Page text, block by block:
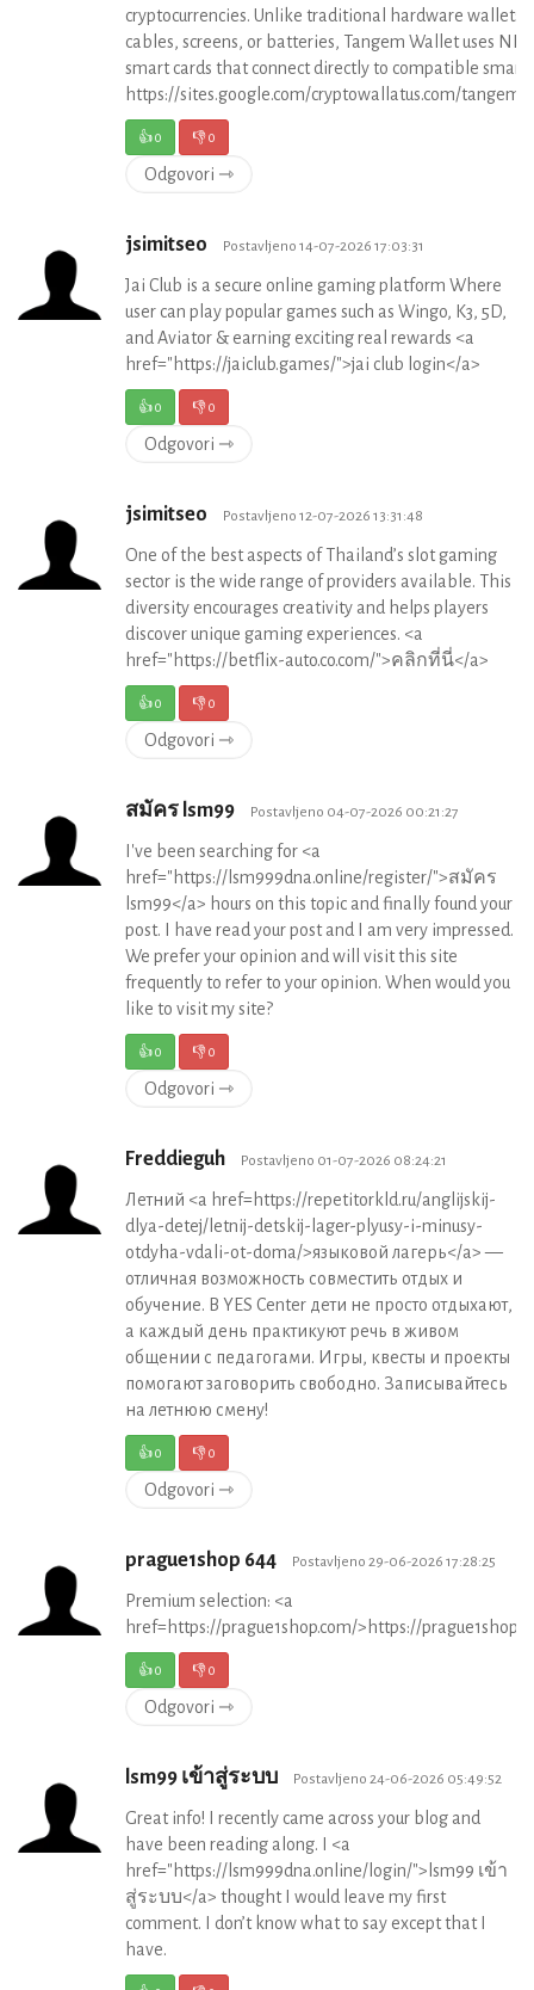
cryptocurrencies. Unlike traditional hardware wallets
cables, screens, or batteries, Tangem Wallet uses
smart cards that connect directly to compatible
https://sites.google.com/cryptowallatus.com/
👍0 👎0
Odgovori ⇾
jsimitseo Postavljeno 14-07-2026 17:03:31
Jai Club is a secure online gaming platform Where
user can play popular games such as Wingo, K3, 5D,
and Aviator & earning exciting real rewards <a
href="https://jaiclub.games/">jai club login</a>
👍0 👎0
Odgovori ⇾
jsimitseo Postavljeno 12-07-2026 13:31:48
One of the best aspects of Thailand’s slot gaming
sector is the wide range of providers available. This
diversity encourages creativity and helps players
discover unique gaming experiences. <a
href="https://betflix-auto.co.com/">คลิกที่นี่</a>
👍0 👎0
Odgovori ⇾
สมัคร lsm99 Postavljeno 04-07-2026 00:21:27
I've been searching for <a
href="https://lsm999dna.online/register/">สมัคร
lsm99</a> hours on this topic and finally found your
post. I have read your post and I am very impressed.
We prefer your opinion and will visit this site
frequently to refer to your opinion. When would you
like to visit my site?
👍0 👎0
Odgovori ⇾
Freddieguh Postavljeno 01-07-2026 08:24:21
Летний <a href=https://repetitorkld.ru/anglijskij-
dlya-detej/letnij-detskij-lager-plyusy-i-minusy-
otdyha-vdali-ot-doma/>языковой лагерь</a> —
отличная возможность совместить отдых и
обучение. В YES Center дети не просто отдыхают,
а каждый день практикуют речь в живом
общении с педагогами. Игры, квесты и проекты
помогают заговорить свободно. Записывайтесь
на летнюю смену!
👍0 👎0
Odgovori ⇾
prague1shop 644 Postavljeno 29-06-2026 17:28:25
Premium selection: <a
href=https://prague1shop.com/>https://
👍0 👎0
Odgovori ⇾
lsm99 เข้าสู่ระบบ Postavljeno 24-06-2026 05:49:52
Great info! I recently came across your blog and
have been reading along. I <a
href="https://lsm999dna.online/login/">lsm99 เข้า
สู่ระบบ</a> thought I would leave my first
comment. I don’t know what to say except that I
have.